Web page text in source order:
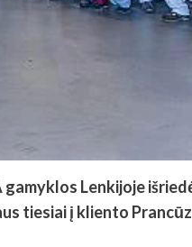
Lenkijoje
tiesiai į kliento